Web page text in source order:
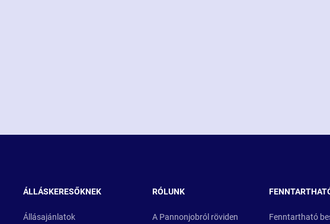
ÁLLÁSKERESŐKNEK
Állásajánlatok
RÓLUNK
A Pannonjobról röviden Fenntartható